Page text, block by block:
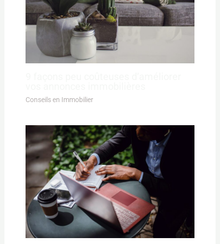
Conseils en Immobilier